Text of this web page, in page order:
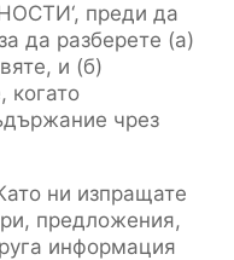
преди да
да разберете (а)
и (б)
когато
чрез
ни изпращате
предложения,
информация